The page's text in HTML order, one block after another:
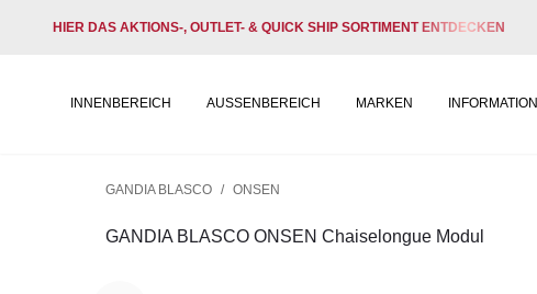
HIER DAS AKTIONS-, OUTLET- & QUICK SHIP SORTIMENT ENTDECKEN
INNENBEREICH AUSSENBEREICH MARKEN INFORMATION
GANDIA BLASCO / ONSEN
GANDIA BLASCO ONSEN Chaiselongue Modul